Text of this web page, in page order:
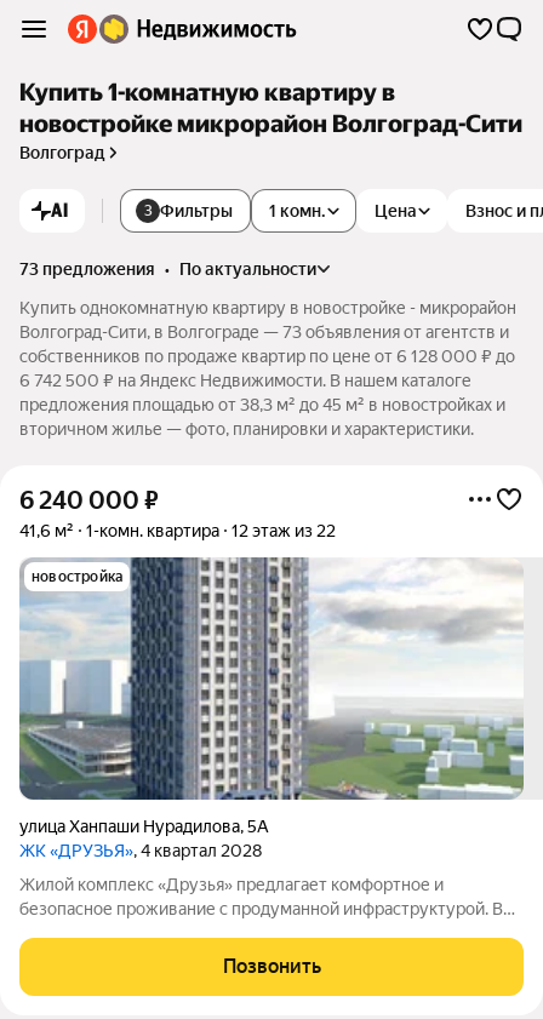
Купить 1-комнатную квартиру в
новостройке микрорайон Волгоград-Сити
Волгоград
AI 3 Фильтры Цена Взнос и
1 комн.
73 предложения •
по актуальности
Купить однокомнатную квартиру в новостройке - микрорайон
Волгоград-Сити, в Волгограде — 73 объявления от агентств и
собственников по продаже квартир по цене от 6 128 000 ₽ до
6 742 500 ₽ на Яндекс Недвижимости. В нашем каталоге
предложения площадью от 38,3 м² до 45 м² в новостройках и
вторичном жилье — фото, планировки и характеристики.
6 240 000 ₽
41,6 м² 1-комн. квартира 12 этаж из 22
новостройка
улица Ханпаши Нурадилова,5А
ЖК «ДРУЗЬЯ», 4 квартал 2028
Жилой комплекс «Друзья» предлагает комфортное и
безопасное проживание с продуманной инфраструктурой. Во
проложены велосипедные дорожки, оборудованы детские и
спортивные площадки. Сам дом оснащён
Позвонить